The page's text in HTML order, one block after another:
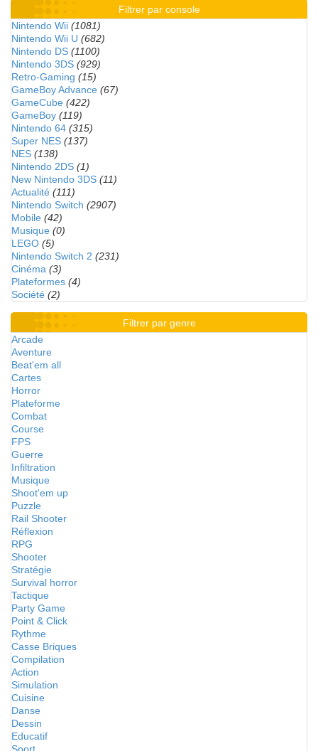
Filtrer par console
Nintendo Wii (1081)
Nintendo Wii U (682)
Nintendo DS (1100)
Nintendo 3DS (929)
Retro-Gaming (15)
GameBoy Advance (67)
GameCube (422)
GameBoy (119)
Nintendo 64 (315)
Super NES (137)
NES (138)
Nintendo 2DS (1)
New Nintendo 3DS (11)
Actualité (111)
Nintendo Switch (2907)
Mobile (42)
Musique (0)
LEGO (5)
Nintendo Switch 2 (231)
Cinéma (3)
Plateformes (4)
Société (2)
Filtrer par genre
Arcade
Aventure
Beat'em all
Cartes
Horror
Plateforme
Combat
Course
FPS
Guerre
Infiltration
Musique
Shoot'em up
Puzzle
Rail Shooter
Réflexion
RPG
Shooter
Stratégie
Survival horror
Tactique
Party Game
Point & Click
Rythme
Casse Briques
Compilation
Action
Simulation
Cuisine
Danse
Dessin
Educatif